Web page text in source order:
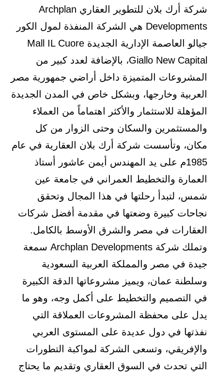
شركة أرك بلان للتطوير العقاري Archplan
Developments هي الشركة المنفذة لمول الكور
جيالو العاصمة الإدارية الجديدة Mall IL Cuore
Giallo New Capital، بالإضافة لعدد كبير من
المشروعات المتميزة داخل أراضي جمهورية مصر
العربية وخارجها، وبشكل خاص في المدن الجديدة
المؤهلة للاستثمار والأكثر اهتماماً من العملاء
والمستثمرين والسكان وحتى الزوار من كل
مكان، وتأسست شركة أرك بلان العقارية في عام
1985م على يد المهندس أيمن عاشور أستاذ
العمارة والتخطيط العمراني في جامعة عين
شمس، لتبدأ رحلتها في هذا المجال وتحقق
نجاحات كبيرة وضعتها في مقدمة أفضل شركات
العقارات في مصر والشرق الأوسط بالكامل.
وتملك شركة Archplan Developments سمعة
جيدة في مصر والمملكة العربية السعودية
وسلطنة عمان، ويميز مشروعاتها الدقة الكبيرة
في التصميم والتخطيط على أكمل وجه، وهو ما
يدل على محفظة المشروعات العملاقة التي
نفذتها في دول عديدة على المستوى العربي
والإفريقي، وتسعى الشركة لمواكبة التطورات
التي تحدث في السوق العقاري وتقديم ما يحتاج